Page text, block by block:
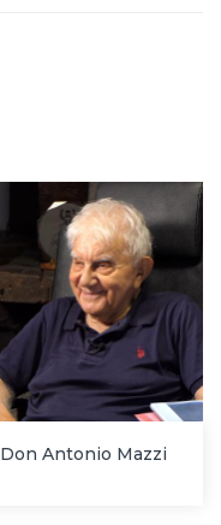
Don Antonio Mazzi